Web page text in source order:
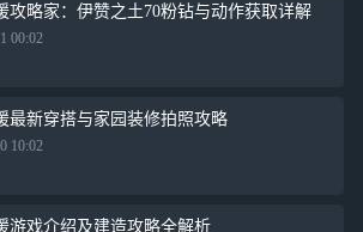
攻略家：伊赞之土70粉钻与动作获取详解
00:02
最新穿搭与家园装修拍照攻略
10:02
游戏介绍及建造攻略全解析